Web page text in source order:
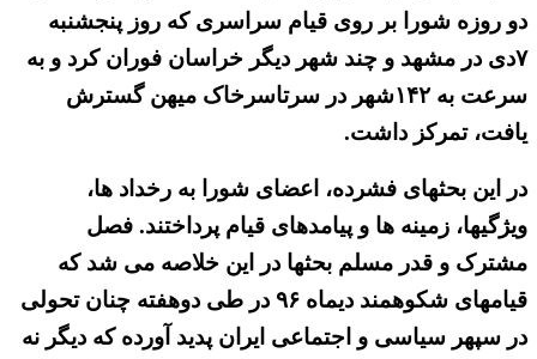
دو روزه شورا بر روی قیام سراسری که روز پنجشنبه
۷دی در مشهد و چند شهر دیگر خراسان فوران کرد و به
سرعت به ۱۴۲شهر در سرتاسرخاک میهن گسترش
یافت، تمرکز داشت.
در این بحثهای فشرده، اعضای شورا به رخداد ها،
ویژگیها، زمینه ها و پیامدهای قیام پرداختند. فصل
مشترک و قدر مسلم بحثها در این خلاصه می شد که
قیامهای شکوهمند دیماه ۹۶ در طی دوهفته چنان تحولی
در سپهر سیاسی و اجتماعی ایران پدید آورده که دیگر نه